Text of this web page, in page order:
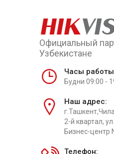
HIK
Официальный
Узбекистане
Часы
Будни 09:00 -
Наш адрес:
2-й квартал,
Бизнес-центр
Телефон: